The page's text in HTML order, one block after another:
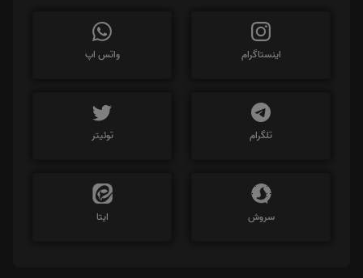
اینستاگرام واتس اپ
تلگرام توئیتر
سروش ایتا